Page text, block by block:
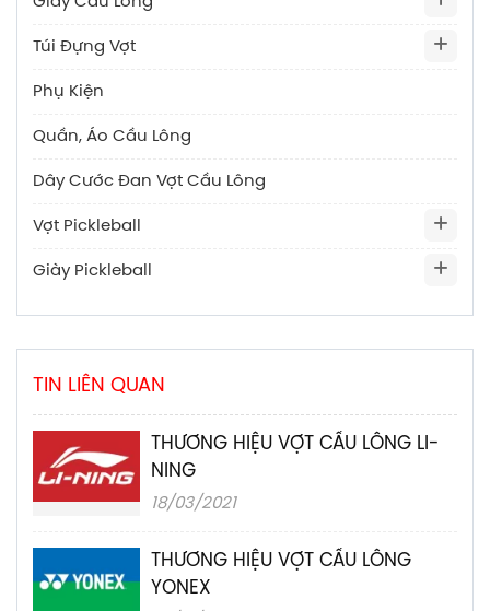
Túi Đựng Vợt
Phụ Kiện
Quần, Áo Cầu Lông
Dây Cước Đan Vợt Cầu Lông
Vợt Pickleball
Giày Pickleball
TIN LIÊN QUAN
THƯƠNG HIỆU VỢT CẦU LÔNG LI-
NING
18/03/2021
THƯƠNG HIỆU VỢT CẦU LÔNG
YONEX